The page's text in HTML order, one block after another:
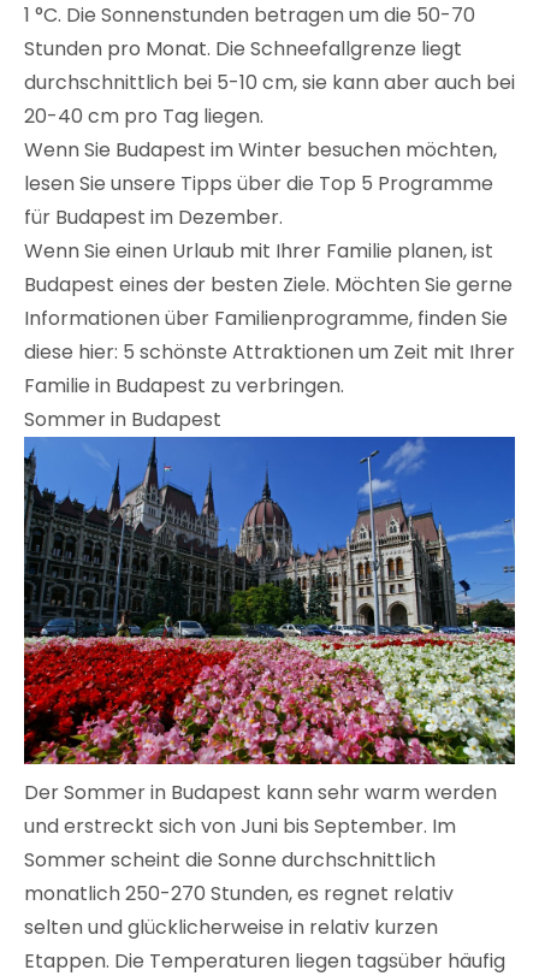
1 °C. Die Sonnenstunden betragen um die 50-70
Stunden pro Monat. Die Schneefallgrenze liegt
durchschnittlich bei 5-10 cm, sie kann aber auch bei
20-40 cm pro Tag liegen.
Wenn Sie Budapest im Winter besuchen möchten,
lesen Sie unsere Tipps über die Top 5 Programme
für Budapest im Dezember.
Wenn Sie einen Urlaub mit Ihrer Familie planen, ist
Budapest eines der besten Ziele. Möchten Sie gerne
Informationen über Familienprogramme, finden Sie
diese hier: 5 schönste Attraktionen um Zeit mit Ihrer
Familie in Budapest zu verbringen.
Sommer in Budapest
Der Sommer in Budapest kann sehr warm werden
und erstreckt sich von Juni bis September. Im
Sommer scheint die Sonne durchschnittlich
monatlich 250-270 Stunden, es regnet relativ
selten und glücklicherweise in relativ kurzen
Etappen. Die Temperaturen liegen tagsüber häufig